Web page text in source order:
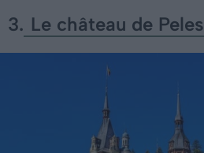
3. Le château de Peles